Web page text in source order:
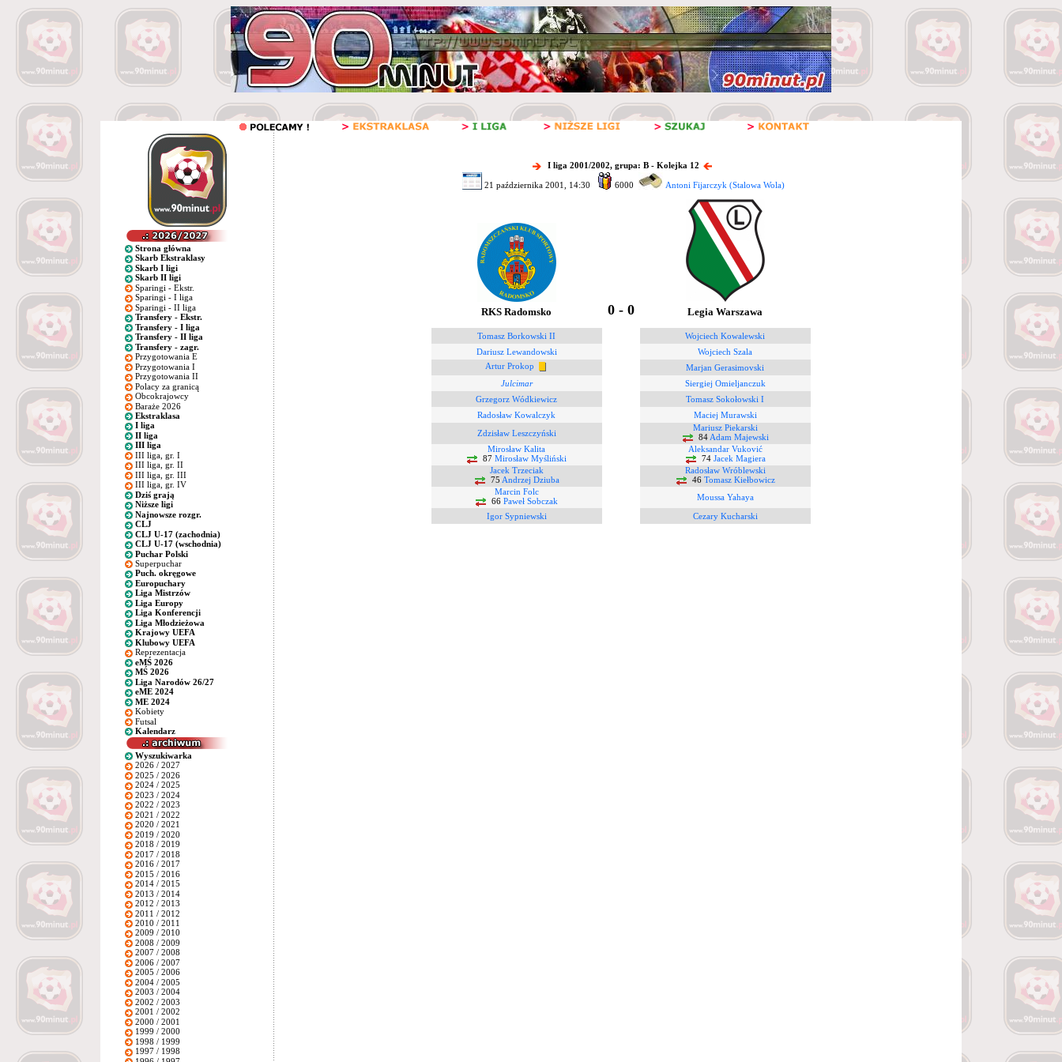
Strona główna
Skarb Ekstraklasy
Skarb I ligi
Skarb II ligi
Sparingi - Ekstr.
Sparingi - I liga
Sparingi - II liga
Transfery - Ekstr.
Transfery - I liga
Transfery - II liga
Transfery - zagr.
Przygotowania E
Przygotowania I
Przygotowania II
Polacy za granicą
Obcokrajowcy
Baraże 2026
Ekstraklasa
I liga
II liga
III liga
III liga, gr. I
III liga, gr. II
III liga, gr. III
III liga, gr. IV
Dziś grają
Niższe ligi
Najnowsze rozgr.
CLJ
CLJ U-17 (zachodnia)
CLJ U-17 (wschodnia)
Puchar Polski
Superpuchar
Puch. okręgowe
Europuchary
Liga Mistrzów
Liga Europy
Liga Konferencji
Liga Młodzieżowa
Krajowy UEFA
Klubowy UEFA
Reprezentacja
eMŚ 2026
MŚ 2026
Liga Narodów 26/27
eME 2024
ME 2024
Kobiety
Futsal
Kalendarz
Wyszukiwarka
2026 / 2027
2025 / 2026
2024 / 2025
2023 / 2024
2022 / 2023
2021 / 2022
2020 / 2021
2019 / 2020
2018 / 2019
2017 / 2018
2016 / 2017
2015 / 2016
2014 / 2015
2013 / 2014
2012 / 2013
2011 / 2012
2010 / 2011
2009 / 2010
2008 / 2009
2007 / 2008
2006 / 2007
2005 / 2006
2004 / 2005
2003 / 2004
2002 / 2003
2001 / 2002
2000 / 2001
1999 / 2000
1998 / 1999
1997 / 1998
I liga 2001/2002, grupa: B - Kolejka 12
21 października 2001, 14:30 6000 Antoni Fijarczyk (Stalowa Wola)
RKS Radomsko 0 - 0 Legia Warszawa
Tomasz Borkowski II
Wojciech Kowalewski
Dariusz Lewandowski
Wojciech Szala
Artur Prokop
Marjan Gerasimovski
Julcimar
Siergiej Omieljanczuk
Grzegorz Wódkiewicz
Tomasz Sokołowski I
Radosław Kowalczyk
Maciej Murawski
Zdzisław Leszczyński
Mariusz Piekarski
84 Adam Majewski
Mirosław Kalita
87 Mirosław Myśliński
Aleksandar Vuković
74 Jacek Magiera
Jacek Trzeciak
75 Andrzej Dziuba
Radosław Wróblewski
46 Tomasz Kiełbowicz
Marcin Folc
66 Paweł Sobczak
Moussa Yahaya
Igor Sypniewski
Cezary Kucharski